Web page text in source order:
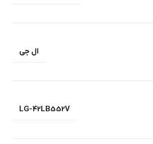
ال جی
LG-42LB552V